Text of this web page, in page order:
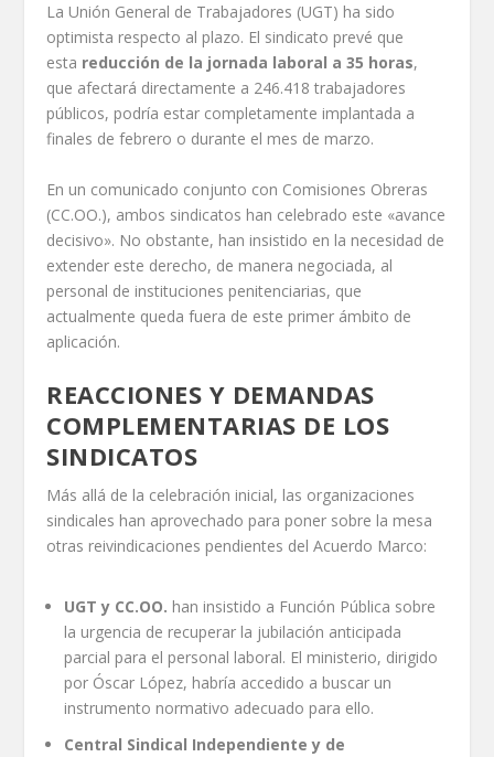
La Unión General de Trabajadores (UGT) ha sido
optimista respecto al plazo. El sindicato prevé que
esta reducción de la jornada laboral a 35 horas,
que afectará directamente a 246.418 trabajadores
públicos, podría estar completamente implantada a
finales de febrero o durante el mes de marzo.
En un comunicado conjunto con Comisiones Obreras
(CC.OO.), ambos sindicatos han celebrado este «avance
decisivo». No obstante, han insistido en la necesidad de
extender este derecho, de manera negociada, al
personal de instituciones penitenciarias, que
actualmente queda fuera de este primer ámbito de
aplicación.
REACCIONES Y DEMANDAS
COMPLEMENTARIAS DE LOS
SINDICATOS
Más allá de la celebración inicial, las organizaciones
sindicales han aprovechado para poner sobre la mesa
otras reivindicaciones pendientes del Acuerdo Marco:
UGT y CC.OO. han insistido a Función Pública sobre
la urgencia de recuperar la jubilación anticipada
parcial para el personal laboral. El ministerio, dirigido
por Óscar López, habría accedido a buscar un
instrumento normativo adecuado para ello.
Central Sindical Independiente y de